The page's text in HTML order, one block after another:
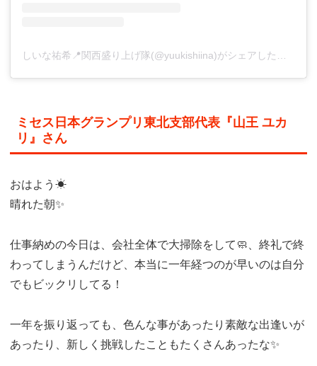
ミセス日本グランプリ東北支部代表『山王 ユカ
リ』さん
おはよう☀
晴れた朝✨
仕事納めの今日は、会社全体で大掃除をして🧼、終礼で終
わってしまうんだけど、本当に一年経つのが早いのは自分
でもビックリしてる！
一年を振り返っても、色んな事があったり素敵な出逢いが
あったり、新しく挑戦したこともたくさんあったな✨